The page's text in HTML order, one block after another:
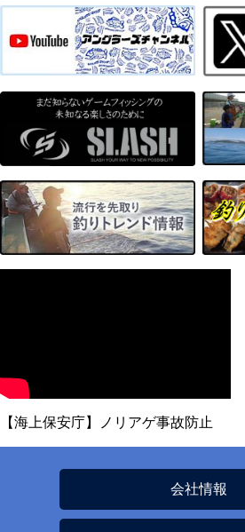
【海上保安庁】ノリアゲ事故防止
会社情報